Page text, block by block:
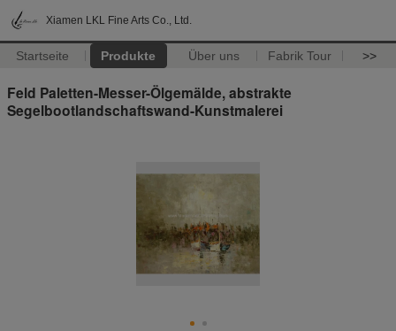
Xiamen LKL Fine Arts Co., Ltd.
Startseite Produkte Über uns Fabrik Tour >>
Feld Paletten-Messer-Ölgemälde, abstrakte
Segelbootlandschaftswand-Kunstmalerei